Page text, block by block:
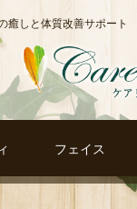
癒しと体質改善サポー
フェイス